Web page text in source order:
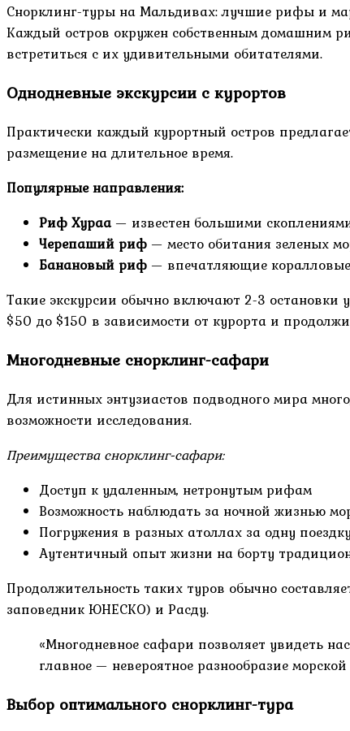
Снорклинг-туры на Мальдивах: лучшие рифы и
Каждый остров окружен собственным домашним
встретиться с их удивительными обитателями.
Однодневные экскурсии с курортов
Практически каждый курортный остров
размещение на длительное время.
Популярные направления:
Риф Хураа— известен большими
Черепаший риф — место обитания зеленых
Банановый риф — впечатляющие
Такие экскурсии обычно включают 2-3 остановки
$50 до $150 в зависимости от курорта и
Многодневные снорклинг-сафари
Для истинных энтузиастов подводного мира
возможности исследования.
Преимущества снорклинг-сафари:
Доступ к удаленным, нетронутым рифам
Возможность наблюдать за ночной жизнью
Погружения в разных атоллах за одну поездку
Аутентичный опыт жизни на борту
Продолжительность таких туров обычно
заповедник ЮНЕСКО) и Расду.
«Многодневное сафари позволяет увидеть
главное — невероятное разнообразие
Выбор оптимального снорклинг-тура